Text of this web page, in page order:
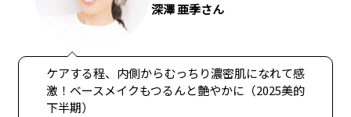
深澤 亜季さん
ケアする程、内側からむっちり濃密肌になれて感
激！ベースメイクもつるんと艶やかに（2025美的
下半期）